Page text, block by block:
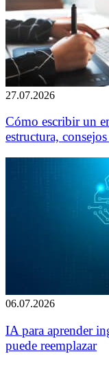
27.07.2026
Cómo escribir un
estructura,
06.07.2026
IA para aprender
puede reemplazar